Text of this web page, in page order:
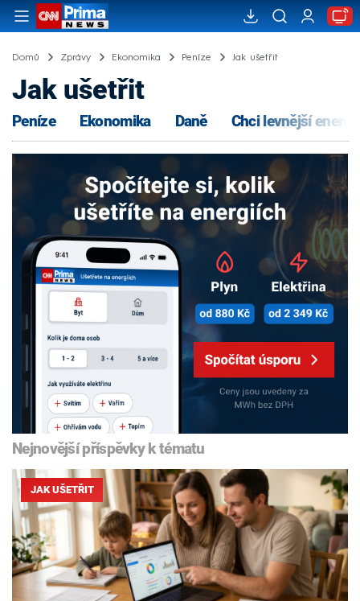
Domů Zprávy Ekonomika Peníze Jak ušetřit
Jak ušetřit
Peníze Ekonomika Daně Chci levnější
Nejnovější příspěvky k tématu
JAK UŠETŘIT